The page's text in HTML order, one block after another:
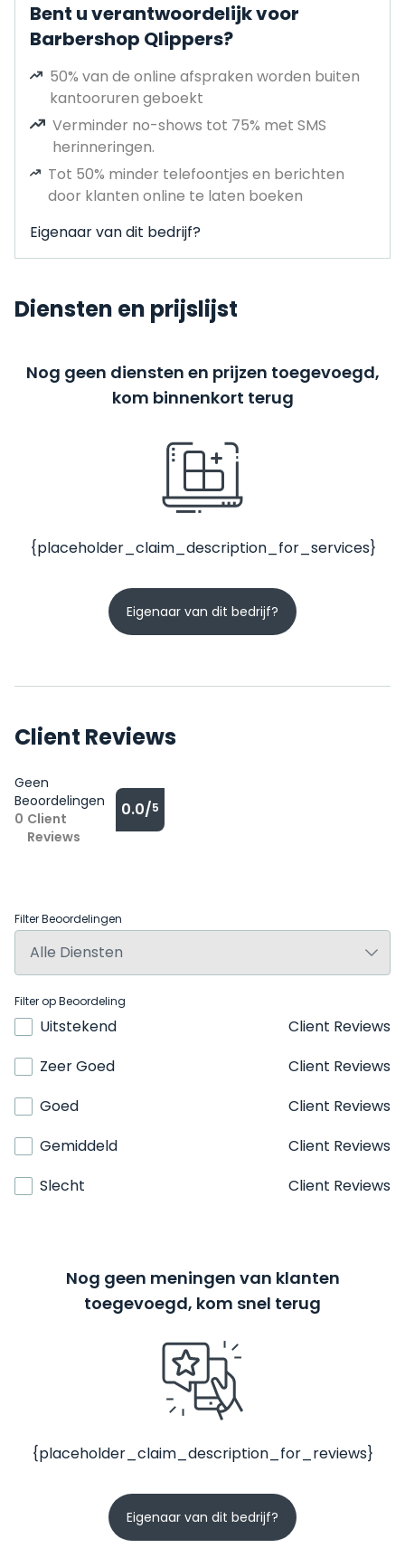
Bent u verantwoordelijk voor
Barbershop Qlippers?
50% van de online afspraken worden buiten
kantooruren geboekt
Verminder no-shows tot 75% met SMS
herinneringen.
Tot 50% minder telefoontjes en berichten
door klanten online te laten boeken
Eigenaar van dit bedrijf?
Diensten en prijslijst
Nog geen diensten en prijzen toegevoegd,
kom binnenkort terug
{placeholder_claim_description_for_services}
Eigenaar van dit bedrijf?
Client Reviews
Geen
Beoordelingen
0 Client
Reviews
0.0/5
Filter Beoordelingen
Filter op Beoordeling
Uitstekend
Client Reviews
Zeer Goed
Client Reviews
Goed
Client Reviews
Gemiddeld
Client Reviews
Slecht
Client Reviews
Nog geen meningen van klanten
toegevoegd, kom snel terug
{placeholder_claim_description_for_reviews}
Eigenaar van dit bedrijf?